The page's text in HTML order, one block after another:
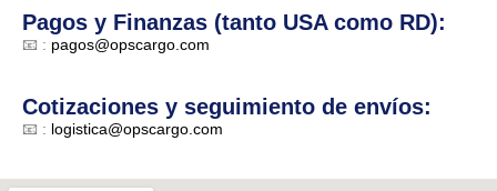
Pagos y Finanzas (tanto USA como RD):
📧 : pagos@opscargo.com
Cotizaciones y seguimiento de envíos:
📧 : logistica@opscargo.com